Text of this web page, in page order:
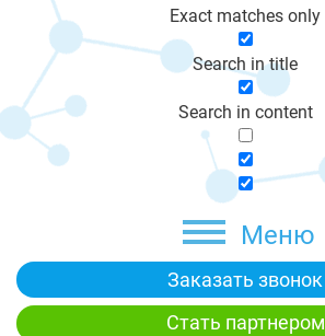
Exact matches only
Search in title
Search in content
Меню
Заказать звонок
Стать партнером